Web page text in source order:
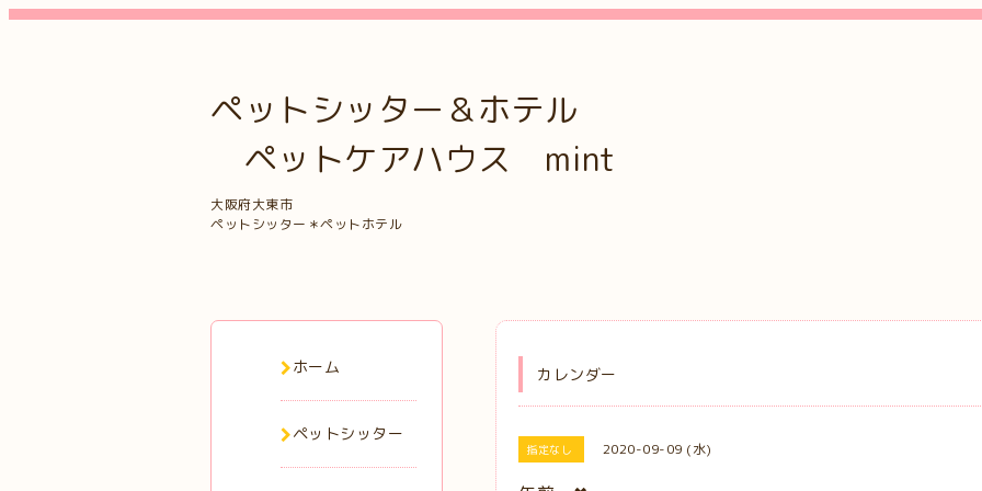
ペットシッター＆ホテル
ペットケアハウス mint
大阪府大東市
ペットシッター＊ペットホテル
カレンダー
指定なし 2020-09-09 (水)
ホーム
ペットシッター